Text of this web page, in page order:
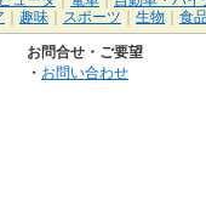
趣味 スポーツ 生物 食
お問合せ・ご要望
・ お問い合わせ